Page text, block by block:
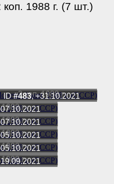
1988 г. (7 шт.)
2 коп. 1988 г.
ID#483, +31.10.2021
г.
г.
г.
г.
г.